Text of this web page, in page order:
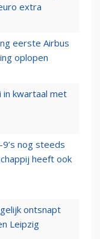
extra
eerste Airbus
oplopen
in kwartaal met
nog steeds
heeft ook
ontsnapt
Leipzig